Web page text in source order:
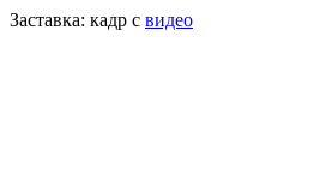
Заставка: кадр с видео